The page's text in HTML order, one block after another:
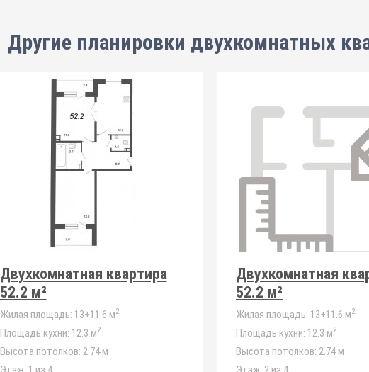
Другие планировки двухкомнатных
Двухкомнатная квартира
52.2 м²
Жилая площадь: 13+11.6 м2
Площадь кухни: 12.3 м2
Высота потолков: 2.74 м
Двухкомнатная
52.2 м²
Жилая площадь: 13+11.6 м2
Площадь кухни: 12.3 м2
Высота потолков: 2.74 м